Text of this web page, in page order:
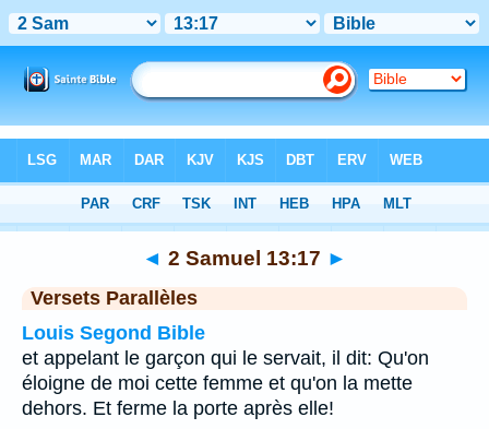
Chapitre 13 > Verset 17
◄ 2 Samuel 13:17 ►
Versets Parallèles
Louis Segond Bible
et appelant le garçon qui le servait, il dit: Qu'on
éloigne de moi cette femme et qu'on la mette
dehors. Et ferme la porte après elle!